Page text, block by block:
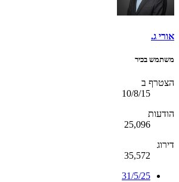
אורי ג.
משתמש בכיר
הצטרף ב
10/8/15
הודעות
25,096
דירוג
35,572
31/5/25